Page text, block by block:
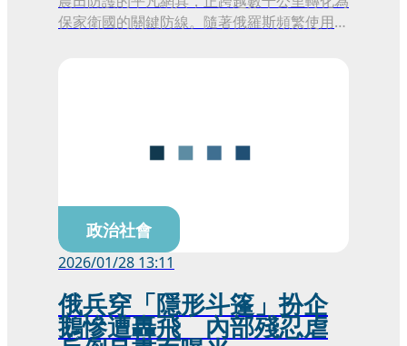
保家衛國的關鍵防線。隨著俄羅斯頻繁使用無
政治社會
2026/01/28 13:11
俄兵穿「隱形斗篷」扮企
鵝慘遭轟飛 內部殘忍虐